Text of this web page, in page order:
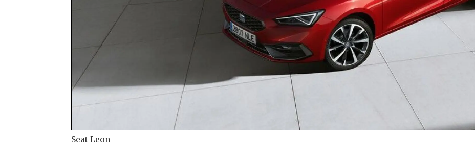
Seat Leon